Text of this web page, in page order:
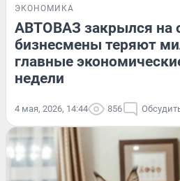
ЭКОНОМИКА
АВТОВАЗ закрылся на
бизнесмены теряют
главные
недели
4 мая, 2026, 14:44 856